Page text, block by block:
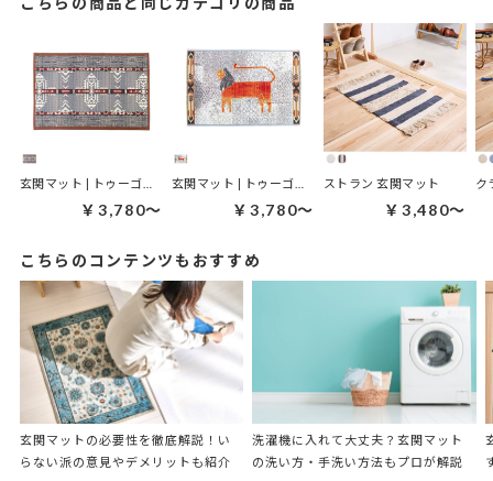
￥3,780～ ￥3,780～
ストラン 玄関マット
￥3,480～
ク
こちらのコンテンツもおすすめ
玄関マットの必要性を徹底解説！い
らない派の意見やデメリットも紹介
洗濯機に入れて大丈夫？​​玄関マット
の洗い方・手洗い方法もプロが解説